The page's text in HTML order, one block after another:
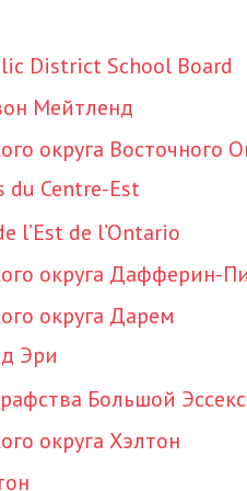
District School Board
Мейтленд
округа Восточного
du Centre-Est
l’Est de l’Ontario
округа Дафферин-
округа Дарем
Эри
Большой Эссекс
округа Хэлтон